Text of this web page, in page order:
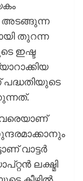
അടങ്ങുന്ന
തുറന്ന
ഇഷ്ട
വാട്ടർ
ലക്ഷ്മി